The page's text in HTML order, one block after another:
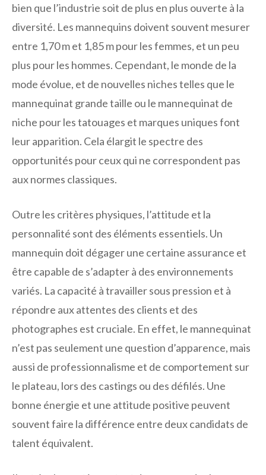
bien que l’industrie soit de plus en plus ouverte à la
diversité. Les mannequins doivent souvent mesurer
entre 1,70 m et 1,85 m pour les femmes, et un peu
plus pour les hommes. Cependant, le monde de la
mode évolue, et de nouvelles niches telles que le
mannequinat grande taille ou le mannequinat de
niche pour les tatouages et marques uniques font
leur apparition. Cela élargit le spectre des
opportunités pour ceux qui ne correspondent pas
aux normes classiques.
Outre les critères physiques, l’attitude et la
personnalité sont des éléments essentiels. Un
mannequin doit dégager une certaine assurance et
être capable de s’adapter à des environnements
variés. La capacité à travailler sous pression et à
répondre aux attentes des clients et des
photographes est cruciale. En effet, le mannequinat
n’est pas seulement une question d’apparence, mais
aussi de professionnalisme et de comportement sur
le plateau, lors des castings ou des défilés. Une
bonne énergie et une attitude positive peuvent
souvent faire la différence entre deux candidats de
talent équivalent.